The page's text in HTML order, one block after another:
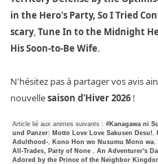
in the Hero's Party, So I Tried
scary,Tune In to the Midnight
His Soon-to-Be Wife.
N'hésitez pas à partager vos avis
nouvellesaison d'Hiver 2026 !
Article lié aux animes suivants : #Kanagawa ni
und Panzer: Motto Love Love Sakusen Desu!
Adulthood-
Kono Hon wo Nusumu Mono wa
All-Trades, Party of None
An Adventurer's
Adored by the Prince of the Neighbor